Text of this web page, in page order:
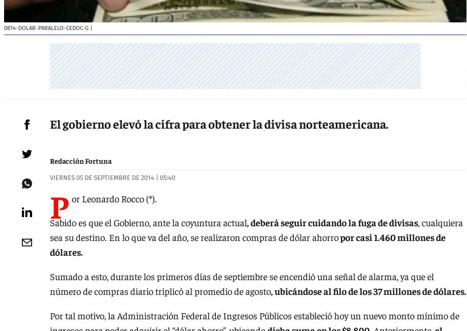
0814-DOLAR-PARALELO-CEDOC-G
El gobierno elevó la cifra para obtener la divisa norteamericana.
Redacción Fortuna
VIERNES 05 DE SEPTIEMBRE DE 2014 | 05:40
P or Leonardo Rocco (*).
Sabido es que el Gobierno, ante la coyuntura actual, deberá seguir cuidando la fuga de divisas, cualquiera
sea su destino. En lo que va del año, se realizaron compras de dólar ahorropor casi 1.460 millones de
dólares.
Sumado a esto, durante los primeros días de septiembre se encendió una señal de alarma, ya que el
número de compras diario triplicó al promedio de agosto, ubicándose al filo de los 37 millones de dólares.
Por tal motivo, la Administración Federal de Ingresos Públicos estableció hoy un nuevo monto mínimo de